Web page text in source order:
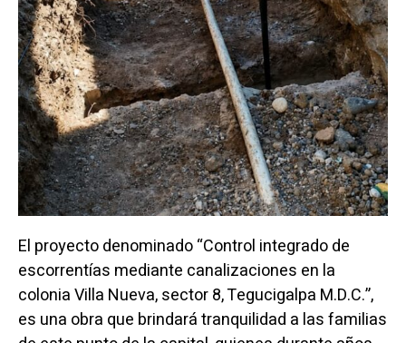
El proyecto denominado “Control integrado de
escorrentías mediante canalizaciones en la
colonia Villa Nueva, sector 8, Tegucigalpa M.D.C.”,
es una obra que brindará tranquilidad a las familias